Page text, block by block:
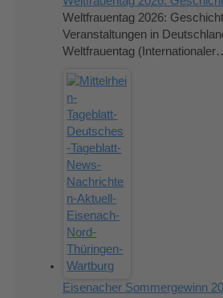
Weltfrauentag 2026:
Veranstaltungen in
Weltfrauentag
Eisenacher Sommergewinn